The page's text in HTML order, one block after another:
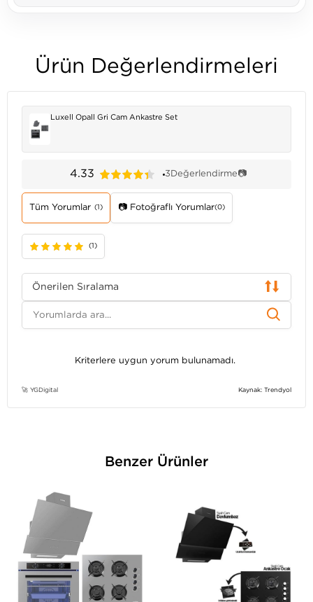
Ürün Değerlendirmeleri
Luxell Opall Gri Cam Ankastre Set
4.33 3 Değerlendirme📷
Tüm Yorumlar (1) 📷 Fotoğraflı Yorumlar(0)
(1)
Önerilen Sıralama
Kriterlere uygun yorum bulunamadı.
🚀 YGDigital Kaynak: Trendyol
Benzer Ürünler